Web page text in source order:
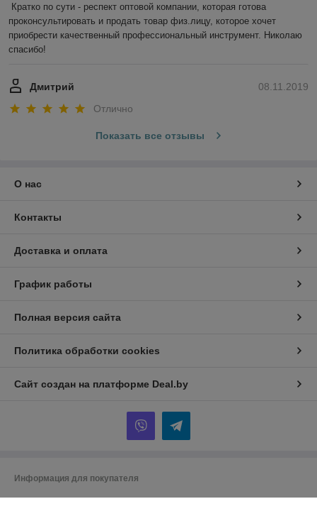
Кратко по сути - респект оптовой компании, которая готова
проконсультировать и продать товар физ.лицу, которое хочет
приобрести качественный профессиональный инструмент. Николаю
спасибо!
08.11.2019
Дмитрий
Отлично
Показать все отзывы
О нас
Контакты
Доставка и оплата
График работы
Полная версия сайта
Политика обработки cookies
Сайт создан на платформе Deal.by
Информация для покупателя